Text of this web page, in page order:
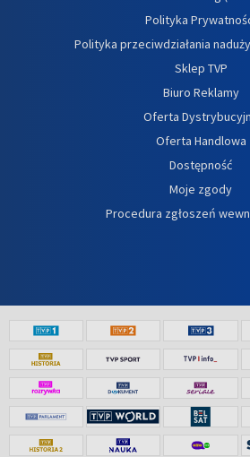
Polityka
Polityka przeciwdziałania
Sklep TVP
Biuro Reklamy
Oferta
Oferta Handlowa
Dostępność
Moje zgody
Procedura zgłoszeń